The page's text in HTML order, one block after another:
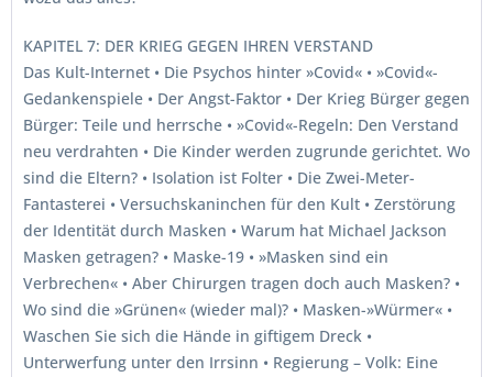
KAPITEL 7: DER KRIEG GEGEN IHREN VERSTAND
Das Kult-Internet • Die Psychos hinter »Covid« • »Covid«-
Gedankenspiele • Der Angst-Faktor • Der Krieg Bürger gegen
Bürger: Teile und herrsche • »Covid«-Regeln: Den Verstand
neu verdrahten • Die Kinder werden zugrunde gerichtet. Wo
sind die Eltern? • Isolation ist Folter • Die Zwei-Meter-
Fantasterei • Versuchskaninchen für den Kult • Zerstörung
der Identität durch Masken • Warum hat Michael Jackson
Masken getragen? • Maske-19 • »Masken sind ein
Verbrechen« • Aber Chirurgen tragen doch auch Masken? •
Wo sind die »Grünen« (wieder mal)? • Masken-»Würmer« •
Waschen Sie sich die Hände in giftigem Dreck •
Unterwerfung unter den Irrsinn • Regierung – Volk: Eine